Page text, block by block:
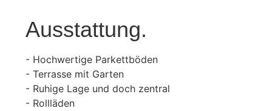
Ausstattung.
- Hochwertige Parkettböden
- Terrasse mit Garten
- Ruhige Lage und doch zentral
- Rollläden